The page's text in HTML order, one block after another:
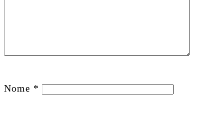
Nome *